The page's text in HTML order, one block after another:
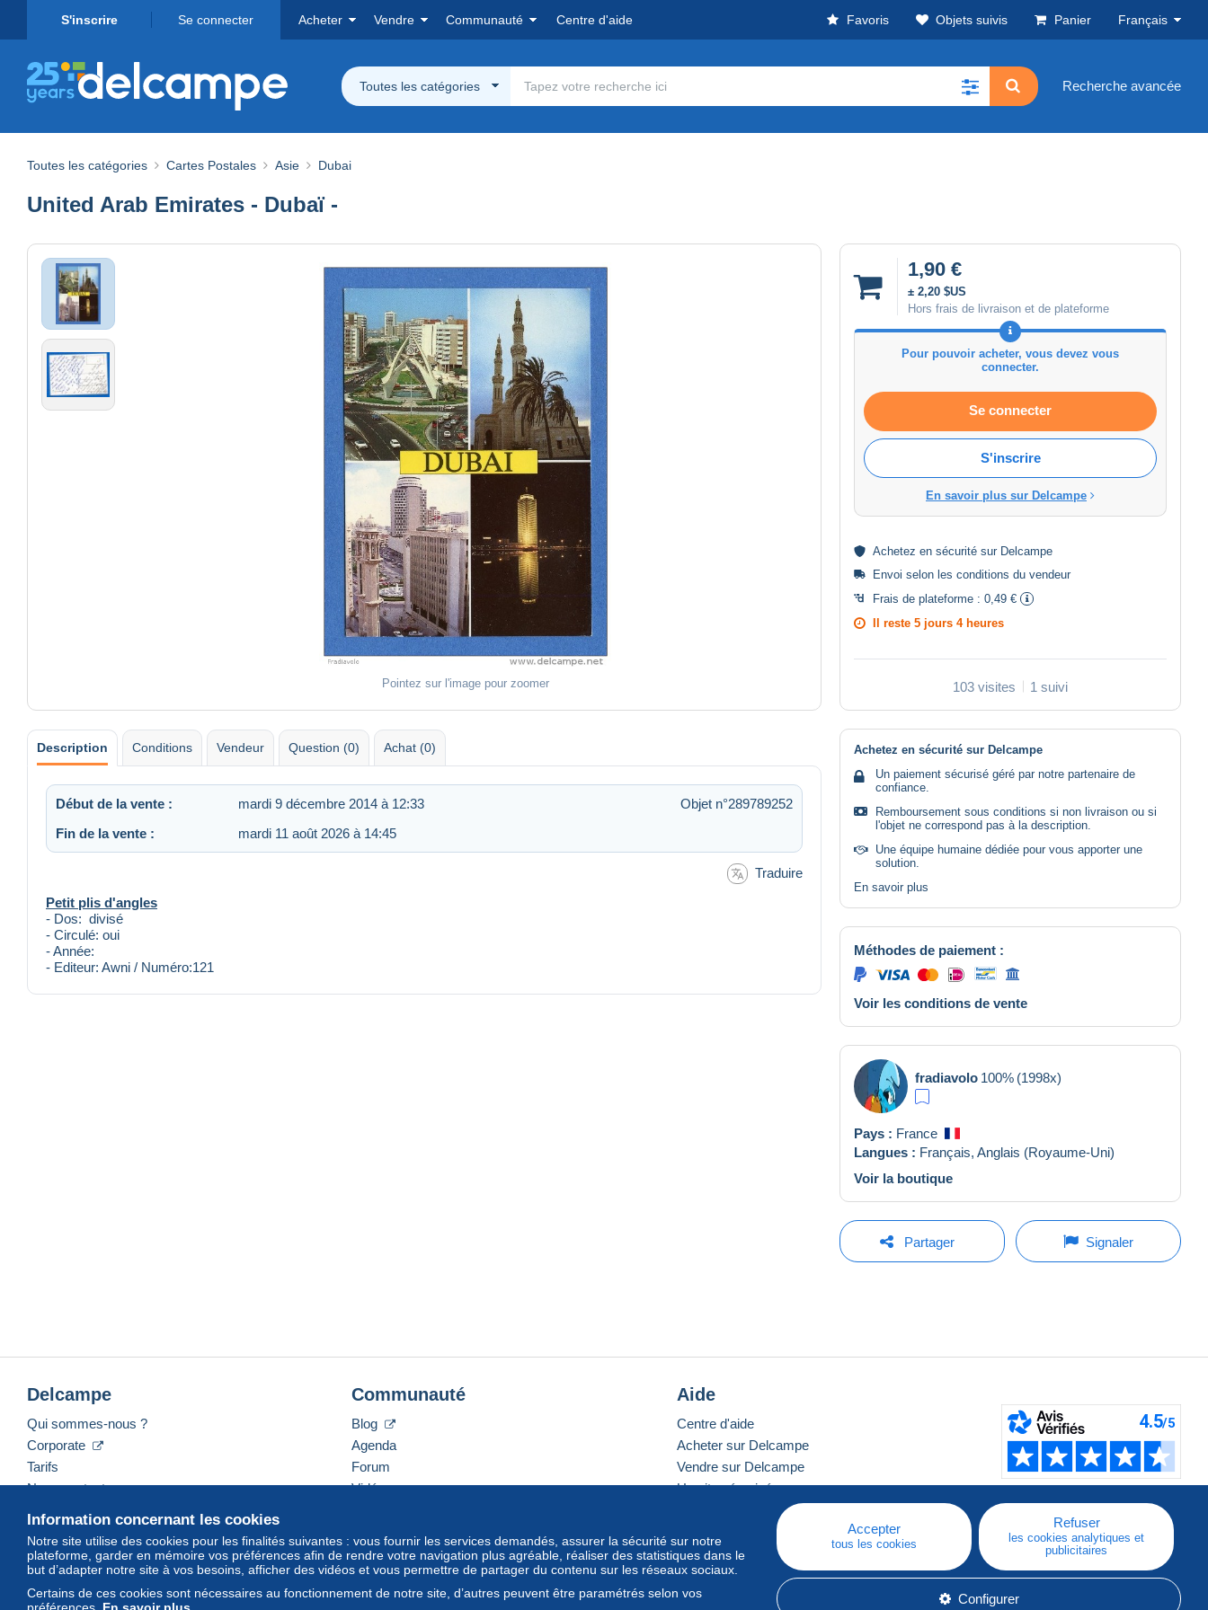
S'inscrire Se connecter Acheter Vendre Communauté Centre d'aide Favoris Objets suivis Panier Français
Toutes les catégories Recherche avancée
Toutes les catégories Cartes Postales Asie Dubai
United Arab Emirates - Dubaï -
Pointez sur l'image pour zoomer
1,90 €
± 2,20 $US
Hors frais de livraison et de plateforme
Pour pouvoir acheter, vous devez vous
connecter.
Se connecter
S'inscrire
En savoir plus sur Delcampe
Achetez en sécurité sur Delcampe
Envoi selon les conditions du vendeur
Frais de plateforme : 0,49 €
Il reste 5 jours 4 heures
103 visites 1 suivi
Description Conditions Vendeur Question (0) Achat (0)
Début de la vente : mardi 9 décembre 2014 à 12:33
Objet n°289789252
Fin de la vente :
mardi 11 août 2026 à 14:45
Traduire
Petit plis d'angles
- Dos: divisé
- Circulé: oui
- Année:
- Editeur: Awni / Numéro:121
Achetez en sécurité sur Delcampe
Un paiement sécurisé géré par notre partenaire de
confiance.
Remboursement sous conditions si non livraison ou si
l'objet ne correspond pas à la description.
Une équipe humaine dédiée pour vous apporter une
solution.
En savoir plus
Méthodes de paiement :
Voir les conditions de vente
fradiavolo 100% (1998x)
Pays : France
Langues : Français, Anglais (Royaume-Uni)
Voir la boutique
Partager Signaler
Information concernant les cookies
Notre site utilise des cookies pour les finalités suivantes : vous fournir les services demandés, assurer la sécurité sur notre
plateforme, garder en mémoire vos préférences afin de rendre votre navigation plus agréable, réaliser des statistiques dans le
but d’adapter notre site à vos besoins, afficher des vidéos et vous permettre de partager du contenu sur les réseaux sociaux.
Certains de ces cookies sont nécessaires au fonctionnement de notre site, d’autres peuvent être paramétrés selon vos
préférences. En savoir plus
Accepter
tous les cookies
Refuser
les cookies analytiques et
publicitaires
Configurer
Delcampe
Qui sommes-nous ?
Corporate
Tarifs
Nous contacter
Communauté
Blog
Agenda
Forum
Vidéos
Aide
Centre d'aide
Acheter sur Delcampe
Vendre sur Delcampe
Un site sécurisé
Français USD America/Indiana/Vevay Mode standard